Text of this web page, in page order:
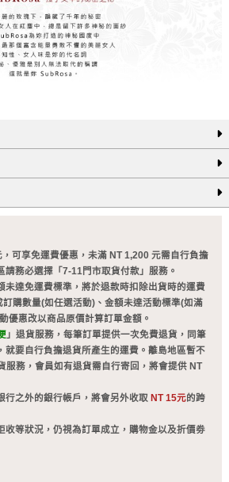
可享免運費優惠，未滿 NT 1,200 元需自行負擔
請務必選擇「7-11門市取貨付款」服務。
未達免運費標準，將於退款時扣除出貨時的運費
訂購數量(如任選活動)、金額未達活動標準(如滿
優惠改以商品原價計算訂單金額。
」退貨服務，每筆訂單提供一次免費退貨，同筆
就要自行負擔退貨所產生的運費。離島地區暫不
服務，會員如有退貨需自行寄回，將會提供 NT
行之外的銀行帳戶，將會另外收取 NT 15元的跨
收等狀況，仍視為訂單成立，購物金以及折價劵